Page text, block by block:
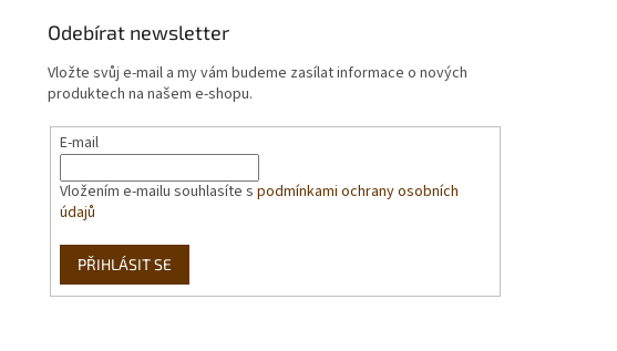
Odebírat newsletter
Vložte svůj e-mail a my vám budeme zasílat informace o nových
produktech na našem e-shopu.
E-mail
Vložením e-mailu souhlasíte spodmínkami ochrany osobních
údajů
PŘIHLÁSIT SE